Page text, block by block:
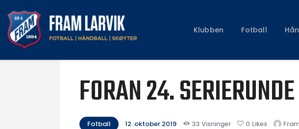
Klubben Fotball
Fotball
Skøyter
FORAN 24. SERIERUNDE
Fotball 12. oktober 2019 33 Visninger 0 Likes